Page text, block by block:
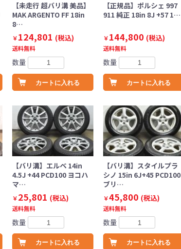
【未走行 超バリ溝 美品】
MAK ARGENTO FF 18in
8…
￥124,801 (税込)
送料無料
数量
カートに入れる
【正規品】ポルシェ 997
911 純正 18in 8J +57 1…
￥144,800 (税込)
送料無料
数量
カートに入れる
【バリ溝】エルベ 14in
4.5J +44 PCD100 ヨコハ
マ…
￥25,801 (税込)
送料無料
数量
カートに入れる
【バリ溝】スタイルプラ
シノ 15in 6J+45 PCD100
ブリ…
￥45,800 (税込)
送料無料
数量
カートに入れる